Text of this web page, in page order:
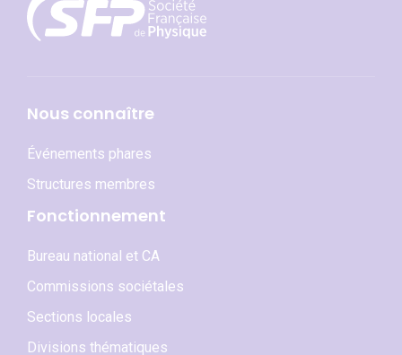
Nous connaître
Événements phares
Structures membres
Fonctionnement
Bureau national et CA
Commissions sociétales
Sections locales
Divisions thématiques